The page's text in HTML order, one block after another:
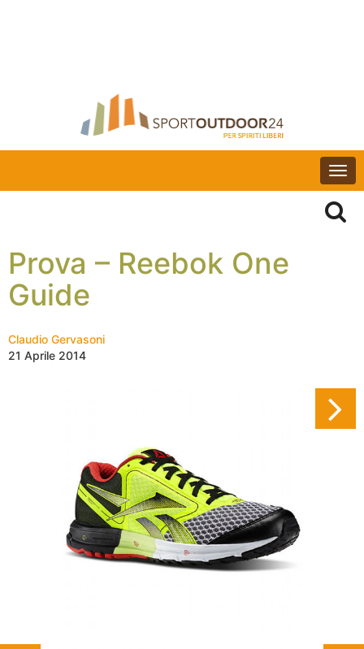
Prova – Reebok One
Guide
Claudio Gervasoni
21 Aprile 2014